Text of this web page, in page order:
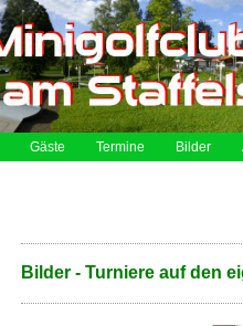
Gäste Termine Bilder
Bilder - Turniere auf den